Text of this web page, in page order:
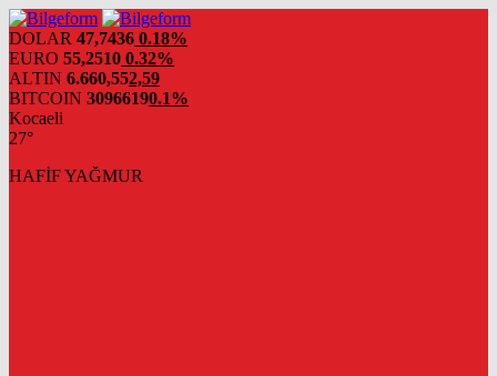
DOLAR 47,7436 0.18%
EURO 55,2510 0.32%
ALTIN 6.660,552,59
BITCOIN 30966190.1%
Kocaeli
27°
HAFİF YAĞMUR